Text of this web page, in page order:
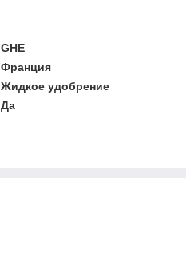
GHE
Франция
Жидкое удобрение
Да